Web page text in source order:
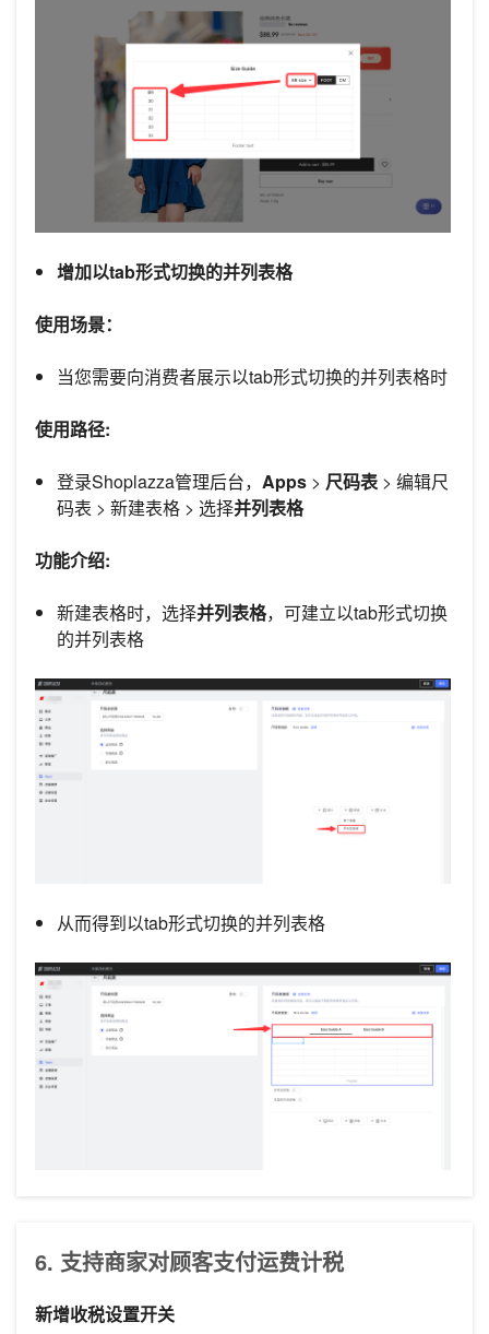
增加以tab形式切换的并列表格
使用场景：
当您需要向消费者展示以tab形式切换的并列表格时
使用路径:
登录Shoplazza管理后台， Apps > 尺码表> 编辑尺
码表 > 新建表格 > 选择并列表格
功能介绍:
新建表格时，选择并列表格，可建立以tab形式切换
的并列表格
从而得到以tab形式切换的并列表格
6. 支持商家对顾客支付运费计税
新增收税设置开关